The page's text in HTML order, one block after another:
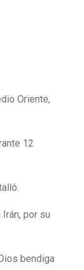
Oriente,
12
por su
bendiga